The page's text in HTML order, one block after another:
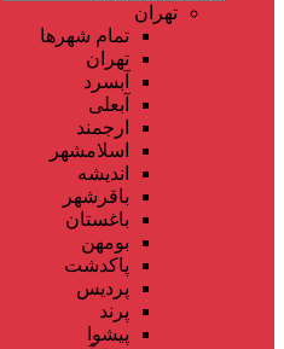
تهران
تمام شهر‌ها
تهران
آبسرد
آبعلی
ارجمند
اسلامشهر
اندیشه
باقرشهر
باغستان
بومهن
پاکدشت
پردیس
پرند
پیشوا